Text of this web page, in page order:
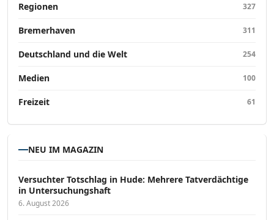
Regionen 327
Bremerhaven 311
Deutschland und die Welt 254
Medien 100
Freizeit 61
NEU IM MAGAZIN
Versucht­er Totschlag in Hude: Mehrere Tatverdächtige
in Untersuchungshaft
6. August 2026